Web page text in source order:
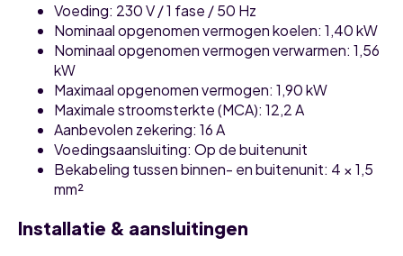
Voeding: 230 V / 1 fase / 50 Hz
Nominaal opgenomen vermogen koelen: 1,40 kW
Nominaal opgenomen vermogen verwarmen: 1,56
kW
Maximaal opgenomen vermogen: 1,90 kW
Maximale stroomsterkte (MCA): 12,2 A
Aanbevolen zekering: 16 A
Voedingsaansluiting: Op de buitenunit
Bekabeling tussen binnen- en buitenunit: 4 × 1,5
mm²
Installatie & aansluitingen